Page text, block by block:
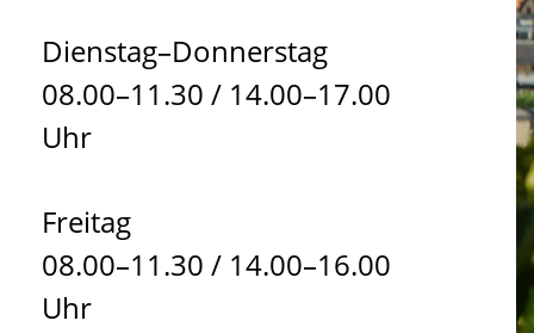
Dienstag–Donnerstag
08.00–11.30 / 14.00–17.00
Uhr
Freitag
08.00–11.30 / 14.00–16.00
Uhr